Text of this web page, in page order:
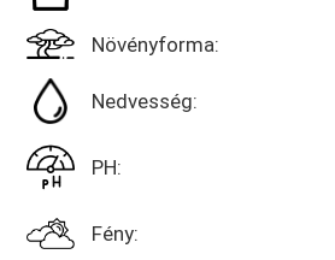
Növényforma:
Nedvesség:
PH:
Fény: